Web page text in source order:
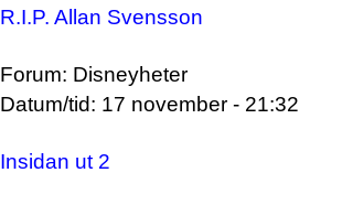
R.I.P. Allan Svensson
Forum: Disneyheter
Datum/tid: 17 november - 21:32
Insidan ut 2